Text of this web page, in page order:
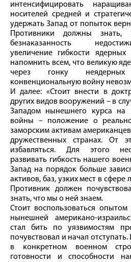
интенсифицировать
носителей средней и
удержать Запад от попыток
Противники должны знать,
безнаказанность
увеличение гибкости
напомнить всем, что великую
через гонку
конвенциональную войну
И далее: «Стоит внести в
других видов вооружений – в
Западом нынешнего курса на
войны – положение о
заморским активам
дружественных странах. От
избавляться. Для этого
развивать гибкость нашего
Запад на порядок больше
активов, баз, узких мест в сфере
Противник должен
знать, что мы о ней знаем.
Стоит воспользоваться
нынешней американо-
стал бить по уязвимостям
почувствовал и начал
в конкретном военном
готовности и способности